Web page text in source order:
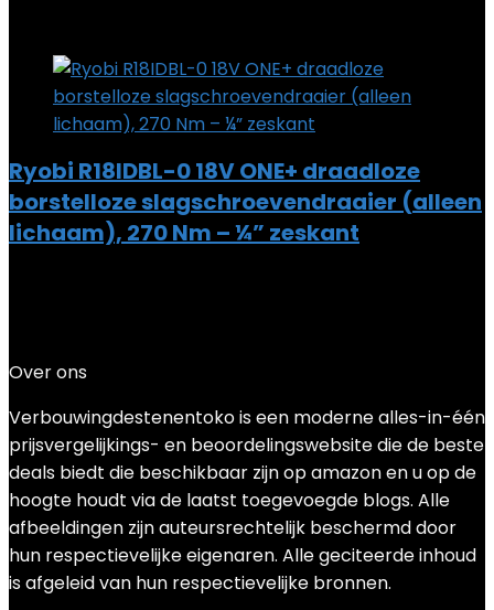
Ryobi R18IDBL-0 18V ONE+ draadloze
borstelloze slagschroevendraaier (alleen
lichaam), 270 Nm – ¼” zeskant
Over ons
Verbouwingdestenentoko is een moderne alles-in-één
prijsvergelijkings- en beoordelingswebsite die de beste
deals biedt die beschikbaar zijn op amazon en u op de
hoogte houdt via de laatst toegevoegde blogs. Alle
afbeeldingen zijn auteursrechtelijk beschermd door
hun respectievelijke eigenaren. Alle geciteerde inhoud
is afgeleid van hun respectievelijke bronnen.